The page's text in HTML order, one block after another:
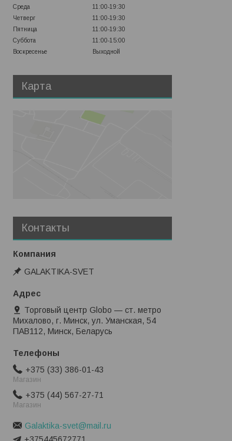
Среда
11:00-19:30
Четверг
11:00-19:30
Пятница
11:00-19:30
Суббота
11:00-15:00
Воскресенье
Выходной
Карта
Контакты
GALAKTIKA-SVET
Торговый центр Globo — ст. метро
Михалово, г. Минск, ул. Уманская, 54
ПАВ112, Минск, Беларусь
+375 (33) 386-01-43
Магазин
+375 (44) 567-27-71
Магазин
Galaktika-svet@mail.ru